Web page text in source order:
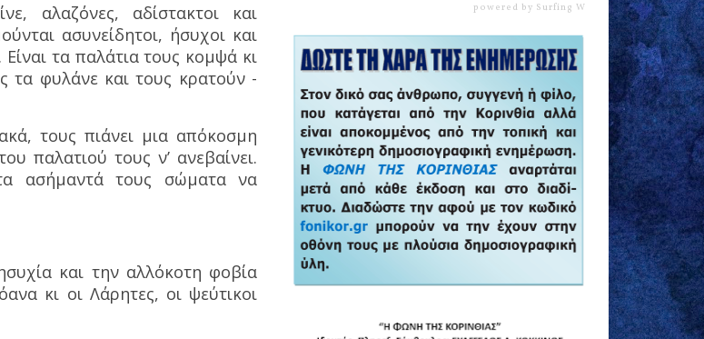
αλαζόνες, αδίστακτοι και
ασυνείδητοι, ήσυχοι και
τα παλάτια τους κομψά κι
τα φυλάνε και τους κρατούν -
τους πιάνει μια απόκοσμη
παλατιού τους ν’ ανεβαίνει.
ασήμαντά τους σώματα να
και την αλλόκοτη φοβία
κι οι Λάρητες, οι ψεύτικοι
powered by Surfing Waves